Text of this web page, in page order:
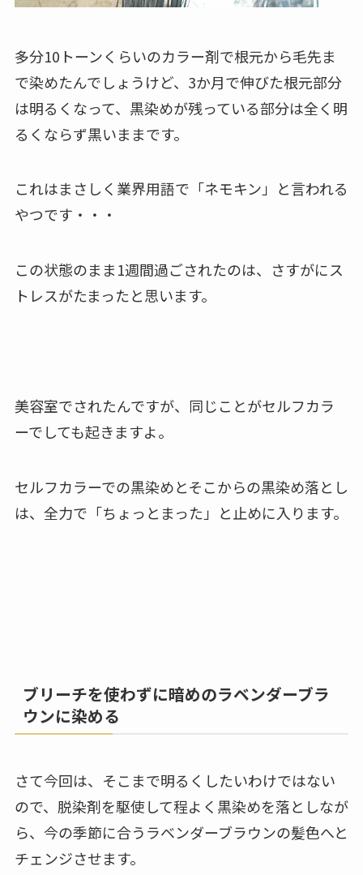
多分10トーンくらいのカラー剤で根元から毛先ま
で染めたんでしょうけど、3か月で伸びた根元部分
は明るくなって、黒染めが残っている部分は全く明
るくならず黒いままです。
これはまさしく業界用語で「ネモキン」と言われる
やつです・・・
この状態のまま1週間過ごされたのは、さすがにス
トレスがたまったと思います。
美容室でされたんですが、同じことがセルフカラ
ーでしても起きますよ。
セルフカラーでの黒染めとそこからの黒染め落とし
は、全力で「ちょっとまった」と止めに入ります。
ブリーチを使わずに暗めのラベンダーブラ
ウンに染める
さて今回は、そこまで明るくしたいわけではない
ので、脱染剤を駆使して程よく黒染めを落としなが
ら、今の季節に合うラベンダーブラウンの髪色へと
チェンジさせます。